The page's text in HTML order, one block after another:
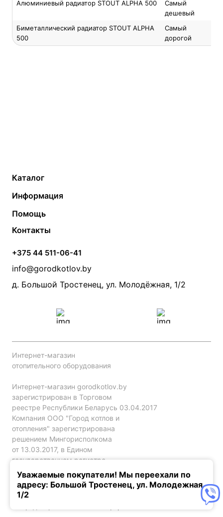
Алюминиевый радиатор STOUT ALPHA 500
Самый
дешевый
Биметаллический радиатор STOUT ALPHA
500
Самый
дорогой
Каталог
Твердотопливные котлы
Электрические котлы
Банные печи
Камины и печи
Теплый пол
Радиаторы
Насосы
Дымоходы
Информация
Контакты
Статьи
Акции
Производители
Помощь
Монтаж систем отопления
Прайс по монтажу систем отопления
Проект систем отопления
Контакты
+375 44 511-06-41
info@gorodkotlov.by
д. Большой Тростенец, ул. Молодёжная, 1/2
Интернет-магазин
отопительного оборудования
Интернет-магазин gorodkotlov.by
зарегистрирован в Торговом
реестре Республики Беларусь 03.04.2017
Компания ООО "Город котлов и
отопления" зарегистрирована
решением Мингорисполкома
от 13.03.2017, в Едином
государственном регистре
юр. лиц и индивидуальных
предпринимателей за №192786120.
Уважаемые покупатели! Мы переехали по
адресу: Большой Тростенец, ул. Молодежная,
1/2